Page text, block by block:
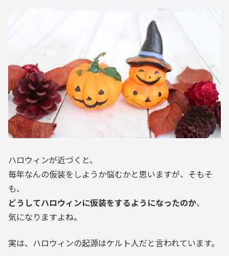
ハロウィンが近づくと、
毎年なんの仮装をしようか悩むかと思いますが、そもそ
も、
どうしてハロウィンに仮装をするようになったのか、
気になりますよね。
実は、ハロウィンの起源はケルト人だと言われています。